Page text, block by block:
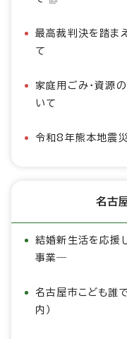
最高裁判決を踏ま
て
家庭用ごみ・資源
いて
令和8年熊本地震
名古
結婚新生活を応援
事業―
名古屋市こども誰
内）